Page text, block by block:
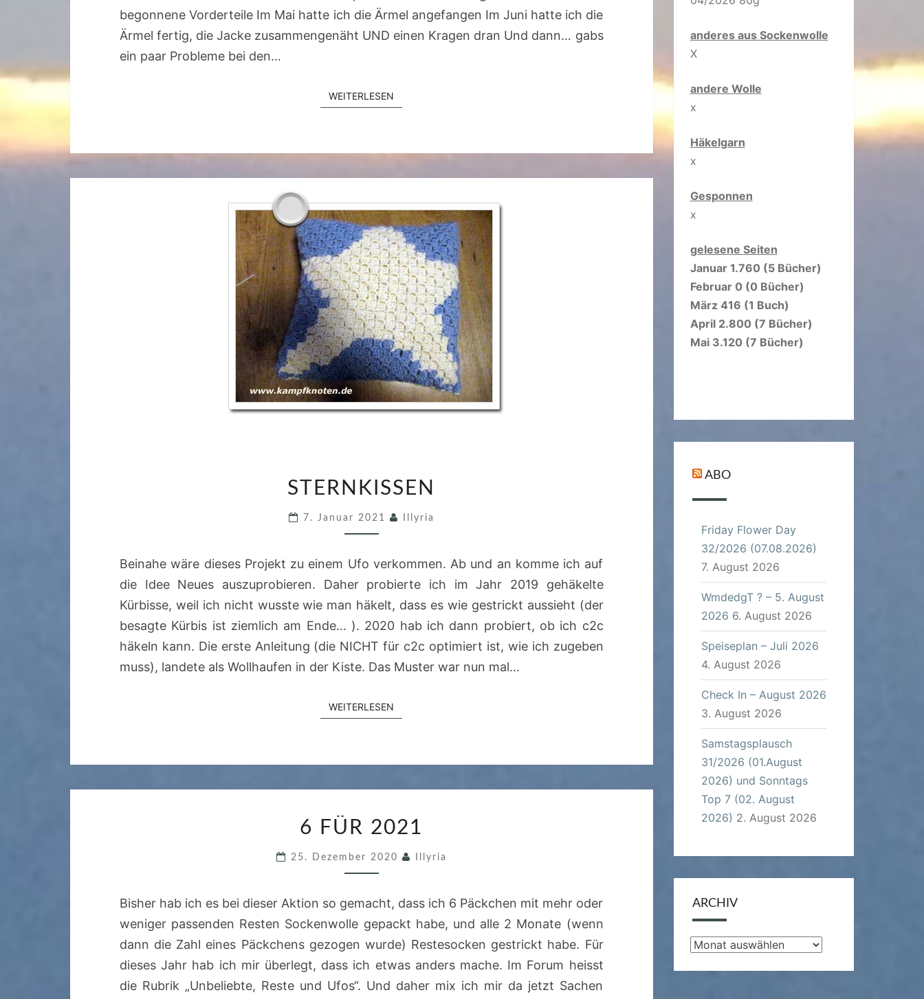
begonnene Vorderteile Im Mai hatte ich die Ärmel angefangen Im Juni hatte ich die
Ärmel fertig, die Jacke zusammengenäht UND einen Kragen dran Und dann… gabs
ein paar Probleme bei den…
WEITERLESEN
T
E
R
STERNKISSEN
7. Januar 2021 Illyria
Beinahe wäre dieses Projekt zu einem Ufo verkommen. Ab und an komme ich auf
die Idee Neues auszuprobieren. Daher probierte ich im Jahr 2019 gehäkelte
Kürbisse, weil ich nicht wusste wie man häkelt, dass es wie gestrickt aussieht (der
besagte Kürbis ist ziemlich am Ende… ). 2020 hab ich dann probiert, ob ich c2c
häkeln kann. Die erste Anleitung (die NICHT für c2c optimiert ist, wie ich zugeben
muss), landete als Wollhaufen in der Kiste. Das Muster war nun mal…
WEITERLESEN
F
Ü
R
2
6 FÜR 2021
25. Dezember 2020 Illyria
Bisher hab ich es bei dieser Aktion so gemacht, dass ich 6 Päckchen mit mehr oder
weniger passenden Resten Sockenwolle gepackt habe, und alle 2 Monate (wenn
dann die Zahl eines Päckchens gezogen wurde) Restesocken gestrickt habe. Für
dieses Jahr hab ich mir überlegt, dass ich etwas anders mache. Im Forum heisst
die Rubrik „Unbeliebte, Reste und Ufos“. Und daher mix ich mir da jetzt Sachen
anderes aus Sockenwolle
X
andere Wolle
x
Häkelgarn
x
Gesponnen
x
gelesene Seiten
Januar 1.760 (5 Bücher)
Februar 0 (0 Bücher)
März 416 (1 Buch)
April 2.800 (7 Bücher)
Mai 3.120 (7 Bücher)
ABO
Friday Flower Day
32/2026 (07.08.2026)
7. August 2026
WmdedgT ? – 5. August
2026 6. August 2026
Speiseplan – Juli 2026
4. August 2026
Check In – August 2026
3. August 2026
Samstagsplausch
31/2026 (01.August
2026) und Sonntags
Top 7 (02. August
2026) 2. August 2026
ARCHIV
Archiv